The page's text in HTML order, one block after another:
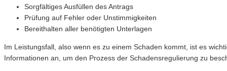
Sorgfältiges Ausfüllen des Antrags
Prüfung auf Fehler oder Unstimmigkeiten
Bereithalten aller benötigten Unterlagen
Im Leistungsfall, also wenn es zu einem Schaden kommt, ist es
Informationen an, um den Prozess der Schadensregulierung zu